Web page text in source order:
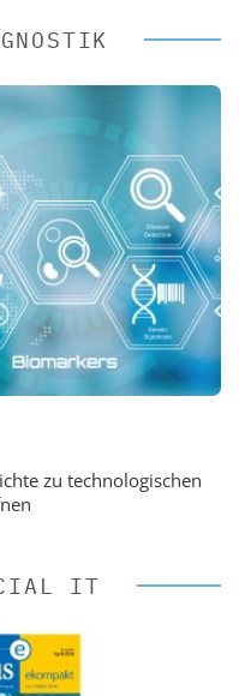
zu technologischen
IT